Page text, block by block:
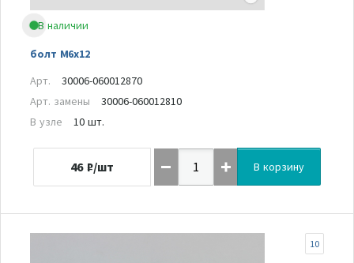
В наличии
болт М6х12
Арт.
30006-060012870
Арт. замены
30006-060012810
В узле
10 шт.
46 ₽/шт В корзину
10